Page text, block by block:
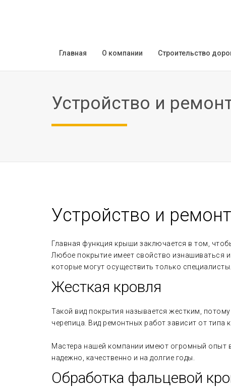
Главная О компании Строительство
Устройство и
Устройство и
Главная функция крыши заключается в том,
Любое покрытие имеет свойство изнашиваться
которые могут осуществить только специалисты.
Жесткая кровля
Такой вид покрытия называется жестким,
черепица. Вид ремонтных работ зависит от типа
Мастера нашей компании имеют огромный опыт
надежно, качественно и на долгие годы.
Обработка фальцевой